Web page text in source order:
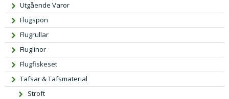
Utgående Varor
Flugspön
Flugrullar
Fluglinor
Flugfiskeset
Tafsar & Tafsmaterial
Stroft